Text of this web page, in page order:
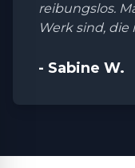
reibungslos.
Werk sind,
- Sabine W.